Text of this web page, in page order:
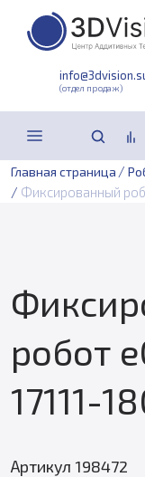
(отдел продаж)
Главная страница /
/ Фиксированный
робот
17111-
Артикул 198472